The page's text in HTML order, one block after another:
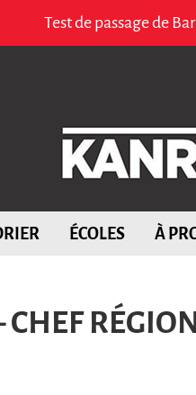
Test de passage de
ÉCOLES À